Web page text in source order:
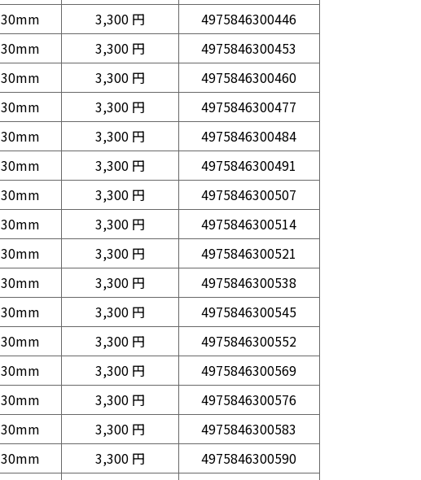
30mm 3,300 円
4975846300446
30mm 3,300 円
4975846300453
30mm 3,300 円
4975846300460
30mm 3,300 円
4975846300477
30mm 3,300 円
4975846300484
30mm 3,300 円
4975846300491
30mm 3,300 円
4975846300507
30mm 3,300 円
4975846300514
30mm 3,300 円
4975846300521
30mm 3,300 円
4975846300538
30mm 3,300 円
4975846300545
30mm 3,300 円
4975846300552
30mm 3,300 円
4975846300569
30mm 3,300 円
4975846300576
30mm 3,300 円
4975846300583
30mm 3,300 円
4975846300590